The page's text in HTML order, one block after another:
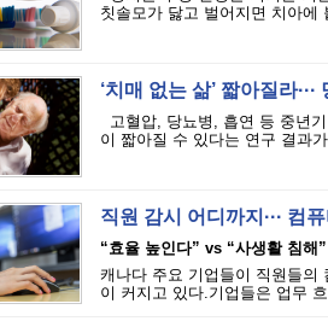
칫솔모가 닳고 벌어지면 치아에
‘치매 없는 삶’ 짧아질라
고혈압, 당뇨병, 흡연 등 중년
이 짧아질 수 있다는 연구 결과
직원 감시 어디까지··· 컴
“효율 높인다” vs “사생활 침해”
캐나다 주요 기업들이 직원들의
이 커지고 있다.기업들은 업무